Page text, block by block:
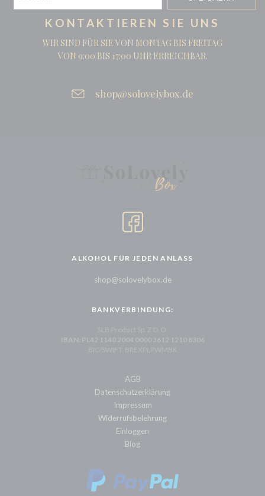
KONTAKTIEREN SIE UNS
WIR SIND FÜR SIE VON MONTAG BIS FREITAG
VON 9:00 BIS 17:00 UHR ERREICHBAR.
shop@solovelybox.de
ALKOHOL FÜR JEDEN ANLASS
shop@solovelybox.de
BANKVERBINDUNG:
SLB Product Sp. Z O.O.
IBAN: PL42 1140 2004 0000 3612 1210 8306
BIC/SWIFT: BREXPLPWMBK
AGB
Datenschutzerklärung
Impressum
Widerrufsbelehrung
Einloggen
Blog